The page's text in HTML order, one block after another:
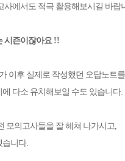
사에서도 적극 활용해보시길 바랍
시즌이잖아요!!
이후 실제로 작성했던 오답노트
다소 유치해보일 수도 있습니다.
모의고사들을 잘 헤쳐 나가시고,
습니다.